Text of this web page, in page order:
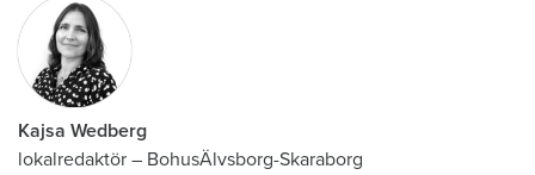
Kajsa Wedberg
lokalredaktör – BohusÄlvsborg-Skaraborg